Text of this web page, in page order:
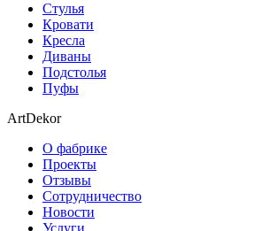
Стулья
Кровати
Кресла
Диваны
Подстолья
Пуфы
ArtDekor
О фабрике
Проекты
Отзывы
Сотрудничество
Новости